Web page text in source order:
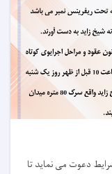
دعوت می نماید تا